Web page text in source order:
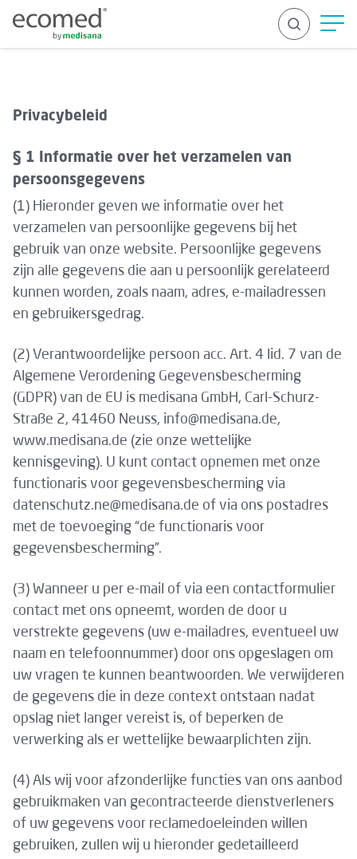
Privacybeleid
§ 1 Informatie over het verzamelen van
persoonsgegevens
(1) Hieronder geven we informatie over het
verzamelen van persoonlijke gegevens bij het
gebruik van onze website. Persoonlijke gegevens
zijn alle gegevens die aan u persoonlijk gerelateerd
kunnen worden, zoals naam, adres, e-mailadressen
en gebruikersgedrag.
(2) Verantwoordelijke persoon acc. Art. 4 lid. 7 van de
Algemene Verordening Gegevensbescherming
(GDPR) van de EU is medisana GmbH, Carl-Schurz-
Straße 2, 41460 Neuss, info@medisana.de,
www.medisana.de (zie onze wettelijke
kennisgeving). U kunt contact opnemen met onze
functionaris voor gegevensbescherming via
datenschutz.ne@medisana.de of via ons postadres
met de toevoeging “de functionaris voor
gegevensbescherming”.
(3) Wanneer u per e-mail of via een contactformulier
contact met ons opneemt, worden de door u
verstrekte gegevens (uw e-mailadres, eventueel uw
naam en telefoonnummer) door ons opgeslagen om
uw vragen te kunnen beantwoorden. We verwijderen
de gegevens die in deze context ontstaan nadat
opslag niet langer vereist is, of beperken de
verwerking als er wettelijke bewaarplichten zijn.
(4) Als wij voor afzonderlijke functies van ons aanbod
gebruikmaken van gecontracteerde dienstverleners
of uw gegevens voor reclamedoeleinden willen
gebruiken, zullen wij u hieronder gedetailleerd